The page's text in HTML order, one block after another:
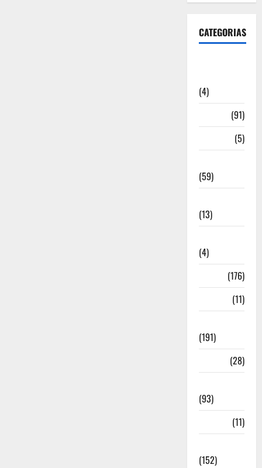
CATEGORIAS
(4)
(91)
(5)
(59)
(13)
(4)
(176)
(11)
(191)
(28)
(93)
(11)
(152)